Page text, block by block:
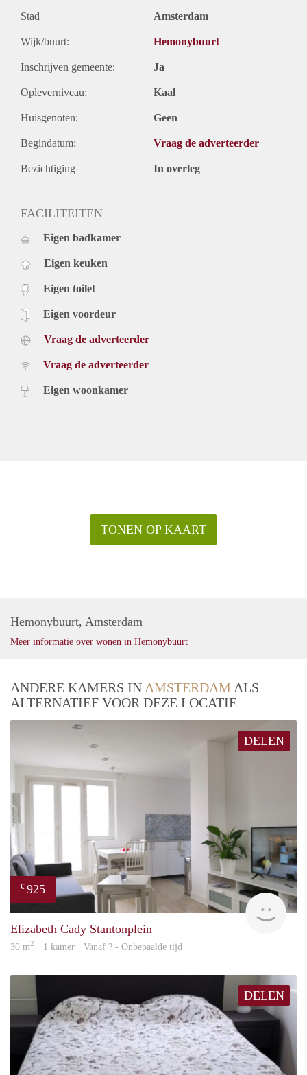
Stad Amsterdam
Wijk/buurt: Hemonybuurt
Inschrijven gemeente: Ja
Opleverniveau: Kaal
Huisgenoten: Geen
Begindatum: Vraag de adverteerder
Bezichtiging In overleg
FACILITEITEN
Eigen badkamer
Eigen keuken
Eigen toilet
Eigen voordeur
Vraag de adverteerder
Vraag de adverteerder
Eigen woonkamer
TONEN OP KAART
Hemonybuurt, Amsterdam
Meer informatie over wonen in Hemonybuurt
ANDERE KAMERS INAMSTERDAM ALS
ALTERNATIEF VOOR DEZE LOCATIE
DELEN
€ 925
Elizabeth Cady Stantonplein
30 m2 · 1 kamer · Vanaf ? - Onbepaalde tijd
DELEN